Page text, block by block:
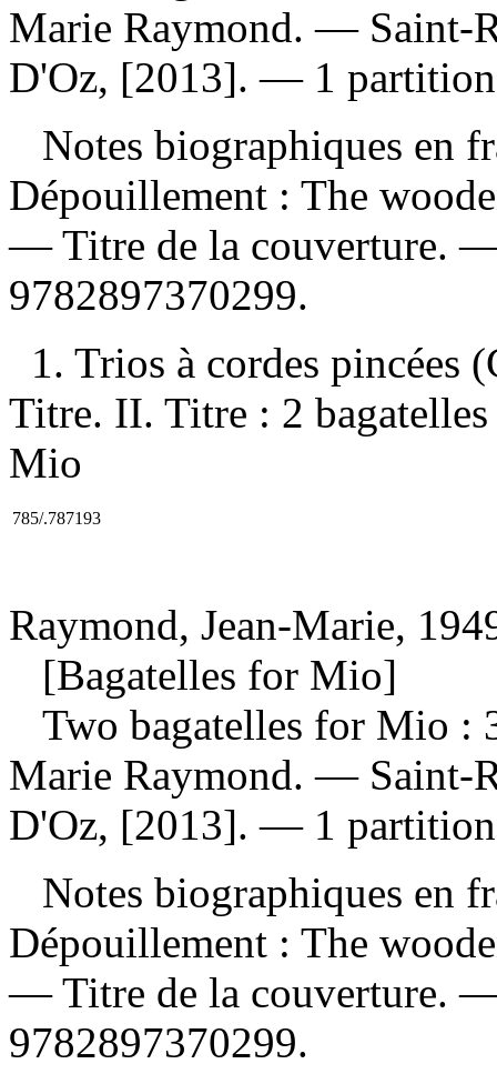
Marie Raymond. — Saint-
D'Oz, [2013]. — 1 partition
Notes biographiques en
Dépouillement : The
— Titre de la couverture.
9782897370299.
1. Trios à cordes
Titre. II. Titre : 2
Mio
785/.787193
Raymond, Jean-Marie,
[Bagatelles for Mio]
Two bagatelles for Mio :
Marie Raymond. — Saint-
D'Oz, [2013]. — 1 partition
Notes biographiques en
Dépouillement : The
— Titre de la couverture.
9782897370299.